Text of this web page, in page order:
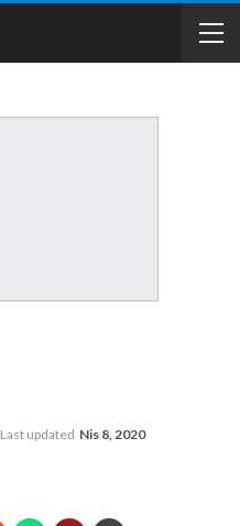
Last updated Nis 8, 2020